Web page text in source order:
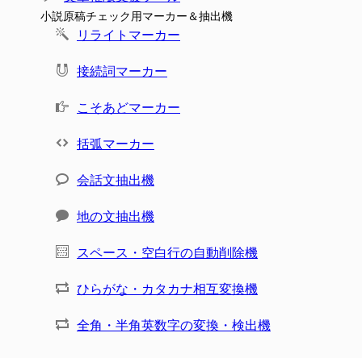
小説原稿チェック用マーカー＆抽出機
リライトマーカー
接続詞マーカー
こそあどマーカー
括弧マーカー
会話文抽出機
地の文抽出機
スペース・空白行の自動削除機
ひらがな・カタカナ相互変換機
全角・半角英数字の変換・検出機